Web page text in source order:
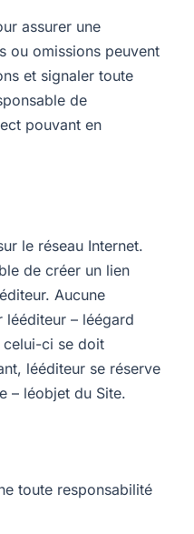
assurer une
ou omissions peuvent
et signaler toute
de
pouvant en
le réseau Internet.
de créer un lien
Aucune
– léégard
celui-ci se doit
lééditeur se réserve
– léobjet du Site.
toute responsabilité